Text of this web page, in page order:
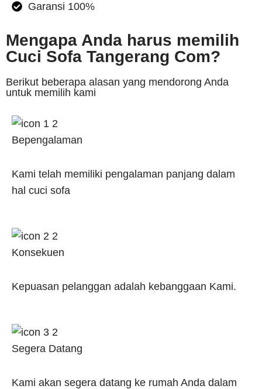
Garansi 100%
Mengapa Anda harus memilih
Cuci Sofa Tangerang Com?
Berikut beberapa alasan yang mendorong Anda
untuk memilih kami
Bepengalaman
Kami telah memiliki pengalaman panjang dalam
hal cuci sofa
Konsekuen
Kepuasan pelanggan adalah kebanggaan Kami.
Segera Datang
Kami akan segera datang ke rumah Anda dalam